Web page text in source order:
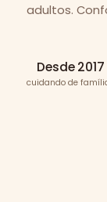
adultos.
Desde 2017
cuidando de